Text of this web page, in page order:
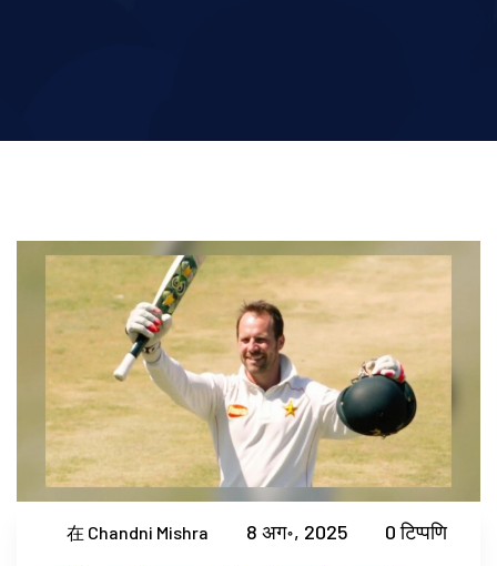
在 Chandni Mishra 8 अग॰, 2025 0 टिप्पणि